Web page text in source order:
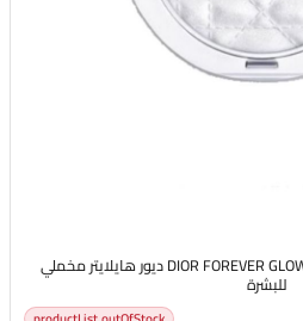
DIOR FOREVER GLOW LUMINIZER - 06 Opal Sequin ديور هايلايتر مخملي
للبشرة